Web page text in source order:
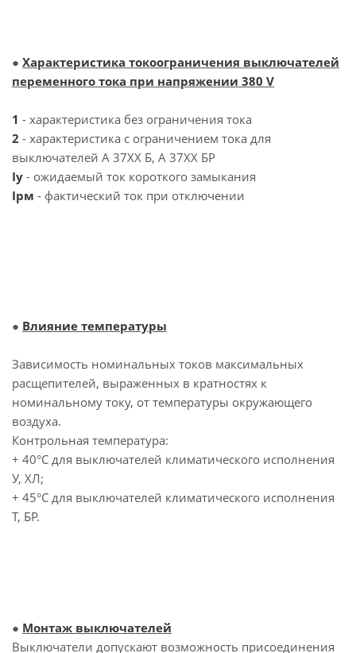
● Характеристика токоограничения выключателей
переменного тока при напряжении 380 V
1 - характеристика без ограничения тока
2 - характеристика с ограничением тока для
выключателей А 37ХХ Б, А 37ХХ БР
Iy - ожидаемый ток короткого замыкания
Iрм - фактический ток при отключении
● Влияние температуры
Зависимость номинальных токов максимальных
расщепителей, выраженных в кратностях к
номинальному току, от температуры окружающего
воздуха.
Контрольная температура:
+ 40°С для выключателей климатического исполнения
У, ХЛ;
+ 45°С для выключателей климатического исполнения
Т, БР.
● Монтаж выключателей
Выключатели допускают возможность присоединения